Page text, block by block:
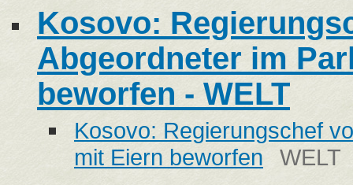
Kosovo:
Abgeordneter im
beworfen - WELT
Kosovo: Regierungschef
mit Eiern beworfen
WELT